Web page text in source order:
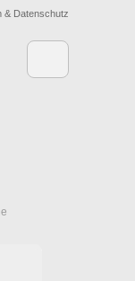
& Datenschutz